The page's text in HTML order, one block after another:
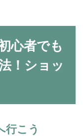
心者でも
！ショッ
行こう